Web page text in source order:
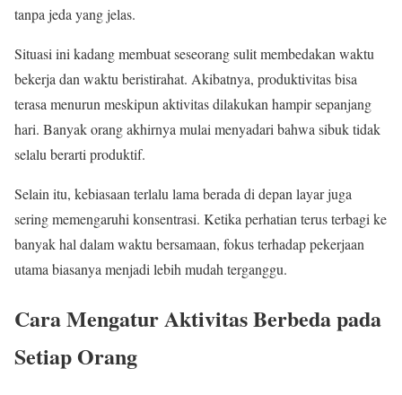
tanpa jeda yang jelas.
Situasi ini kadang membuat seseorang sulit membedakan waktu
bekerja dan waktu beristirahat. Akibatnya, produktivitas bisa
terasa menurun meskipun aktivitas dilakukan hampir sepanjang
hari. Banyak orang akhirnya mulai menyadari bahwa sibuk tidak
selalu berarti produktif.
Selain itu, kebiasaan terlalu lama berada di depan layar juga
sering memengaruhi konsentrasi. Ketika perhatian terus terbagi ke
banyak hal dalam waktu bersamaan, fokus terhadap pekerjaan
utama biasanya menjadi lebih mudah terganggu.
Cara Mengatur Aktivitas Berbeda pada
Setiap Orang